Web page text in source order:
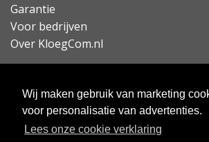
Wij maken gebruik van marketing
voor personalisatie van advertenties.
Lees onze cookie verklaring
Garantie
Voor bedrijven
Over KloegCom.nl